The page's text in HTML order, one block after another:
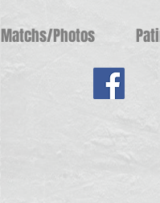
Matchs/Photos